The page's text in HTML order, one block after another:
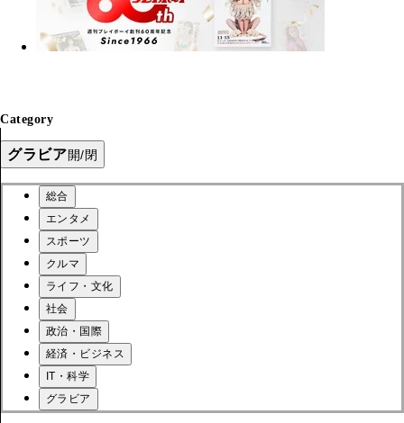
Category
グラビア開/閉
総合
エンタメ
スポーツ
クルマ
ライフ・文化
社会
政治・国際
経済・ビジネス
IT・科学
グラビア